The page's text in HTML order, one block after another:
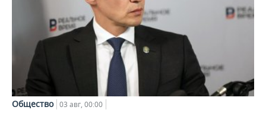
Общество 03 авг, 00:00